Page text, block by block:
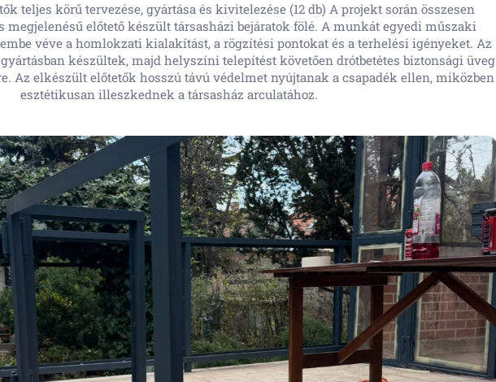
teljes körű tervezése, gyártása és kivitelezése (12 db) A projekt során összesen
megjelenésű előtető készült társasházi bejáratok fölé. A munkát egyedi műszaki
véve a homlokzati kialakítást, a rögzítési pontokat és a terhelési igényeket. Az
készültek, majd helyszíni telepítést követően drótbetétes biztonsági üveg
Az elkészült előtetők hosszú távú védelmet nyújtanak a csapadék ellen, miközben
esztétikusan illeszkednek a társasház arculatához.